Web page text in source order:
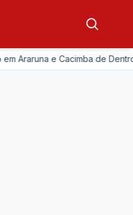
e Cacimba de Dentro —